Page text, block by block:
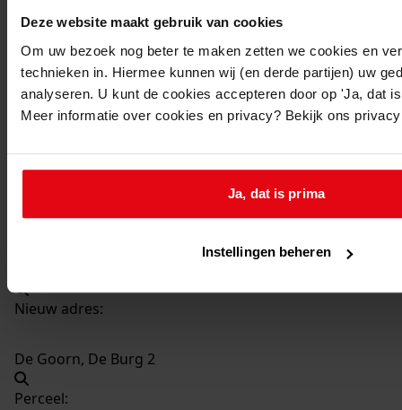
Deze website maakt gebruik van cookies
Om uw bezoek nog beter te maken zetten we cookies en
technieken in. Hiermee kunnen wij (en derde partijen) uw
analyseren. U kunt de cookies accepteren door op 'Ja, dat
Meer informatie over cookies en privacy? Bekijk ons
Ja, dat is prima
Instellingen beheren
1442
Bouw droogruimte, 1967
Datering:
1967
Beschrijving:
Datum vergunning:
Adres:
Nieuw adres:
De Goorn, De Burg 2
Perceel: